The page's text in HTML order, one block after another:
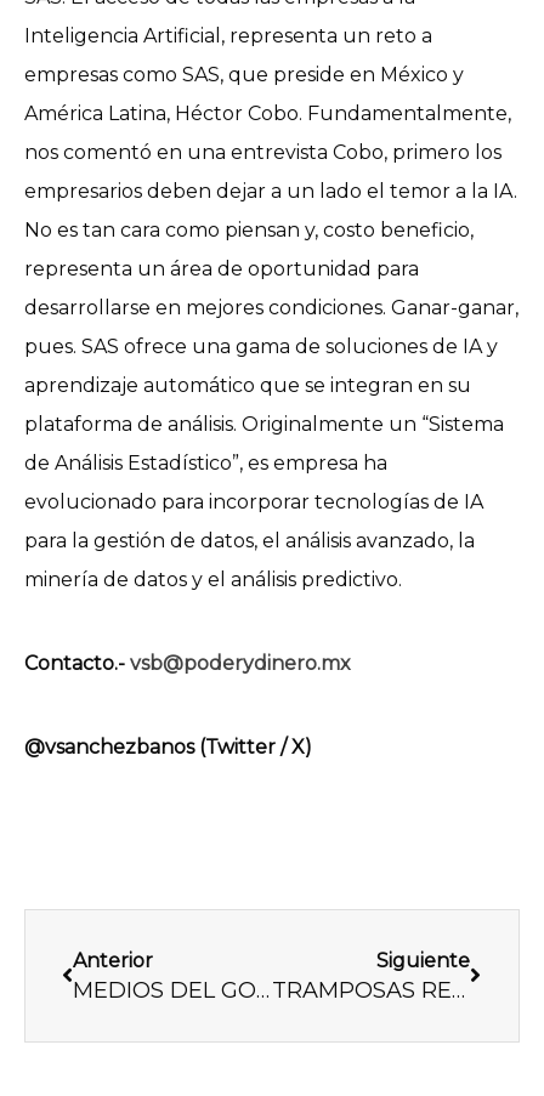
Inteligencia Artificial, representa un reto a
empresas como SAS, que preside en México y
América Latina, Héctor Cobo. Fundamentalmente,
nos comentó en una entrevista Cobo, primero los
empresarios deben dejar a un lado el temor a la IA.
No es tan cara como piensan y, costo beneficio,
representa un área de oportunidad para
desarrollarse en mejores condiciones. Ganar-ganar,
pues. SAS ofrece una gama de soluciones de IA y
aprendizaje automático que se integran en su
plataforma de análisis. Originalmente un “Sistema
de Análisis Estadístico”, es empresa ha
evolucionado para incorporar tecnologías de IA
para la gestión de datos, el análisis avanzado, la
minería de datos y el análisis predictivo.
Contacto.- vsb@poderydinero.mx
@vsanchezbanos (Twitter / X)
Anterior
MEDIOS DEL GOBIERNO, VILES PROPAGANDISTAS
Siguiente
TRAMPOSAS REFORMAS A LA LEY DE AMPARO